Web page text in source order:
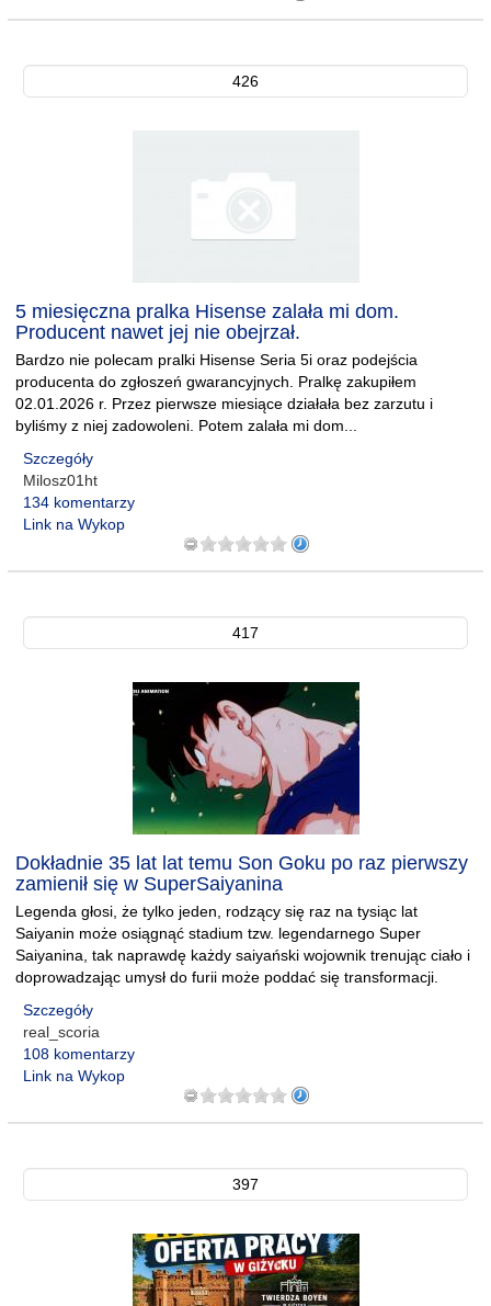
426
5 miesięczna pralka Hisense zalała mi dom.
Producent nawet jej nie obejrzał.
Bardzo nie polecam pralki Hisense Seria 5i oraz podejścia
producenta do zgłoszeń gwarancyjnych. Pralkę zakupiłem
02.01.2026 r. Przez pierwsze miesiące działała bez zarzutu i
byliśmy z niej zadowoleni. Potem zalała mi dom...
Szczegóły
Milosz01ht
134 komentarzy
Link na Wykop
417
Dokładnie 35 lat lat temu Son Goku po raz pierwszy
zamienił się w SuperSaiyanina
Legenda głosi, że tylko jeden, rodzący się raz na tysiąc lat
Saiyanin może osiągnąć stadium tzw. legendarnego Super
Saiyanina, tak naprawdę każdy saiyański wojownik trenując ciało i
doprowadzając umysł do furii może poddać się transformacji.
Szczegóły
real_scoria
108 komentarzy
Link na Wykop
397